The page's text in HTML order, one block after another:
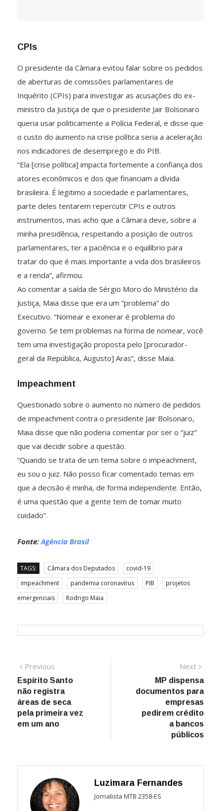
CPIs
O presidente da Câmara evitou falar sobre os pedidos
de aberturas de comissões parlamentares de
Inquérito (CPIs) para investigar as acusações do ex-
ministro da Justiça de que o presidente Jair Bolsonaro
queria usar politicamente a Polícia Federal, e disse que
o custo do aumento na crise política seria a aceleração
nos indicadores de desemprego e do PIB.
“Ela [crise política] impacta fortemente a confiança dos
atores econômicos e dos que financiam a dívida
brasileira. É legitimo a sociedade e parlamentares,
parte deles tentarem repercutir CPIs e outros
instrumentos, mas acho que a Câmara deve, sobre a
minha presidência, respeitando a posição de outros
parlamentares, ter a paciência e o equilíbrio para
tratar do que é mais importante a vida dos brasileiros
e a renda”, afirmou.
Ao comentar a saída de Sérgio Moro do Ministério da
Justiça, Maia disse que era um “problema” do
Executivo. “Nomear e exonerar é problema do
governo. Se tem problemas na forma de nomear, você
tem uma investigação proposta pelo [procurador-
geral da República, Augusto] Aras”, disse Maia.
Impeachment
Questionado sobre o aumento no número de pedidos
de impeachment contra o presidente Jair Bolsonaro,
Maia disse que não poderia comentar por ser o “juiz”
que vai decidir sobre a questão.
“Quando se trata de um tema sobre o impeachment,
eu sou o juiz. Não posso ficar comentado temas em
que a decisão é minha, de forma independente. Então,
é uma questão que a gente tem de tomar muito
cuidado”.
Fonte:Agência Brasil
TAGS: Câmara dos Deputados
covid-19
impeachment
pandemia coronavírus PIB
projetos
emergenciais
Rodrigo Maia
Navegação
de
Post
Previous
post:
Espírito Santo
não registra
áreas de seca
pela primeira vez
em um ano
Next
post:
MP dispensa
documentos para
empresas
pedirem crédito
a bancos
públicos
Luzimara Fernandes
Jornalista MTB 2358-ES